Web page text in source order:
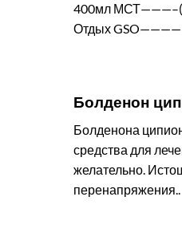
400мл
Отдых
Болденон
Болденона
средства для
желательно.
перенапряжения..